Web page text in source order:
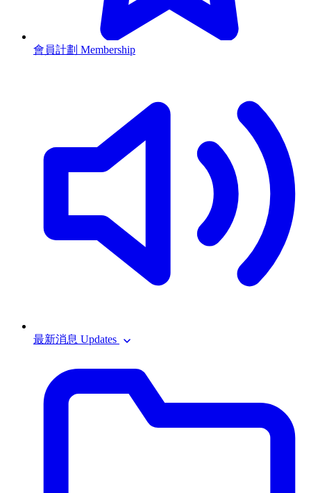
會員計劃 Membership
最新消息 Updates